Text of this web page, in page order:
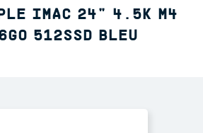
IMAC 24" 4.5K M4
512SSD BLEU